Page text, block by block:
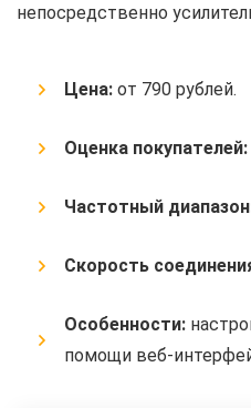
непосредственно
Цена: от 790 рублей.
Оценка покупателей:
Частотный
Скорость
Особенности:
помощи веб-